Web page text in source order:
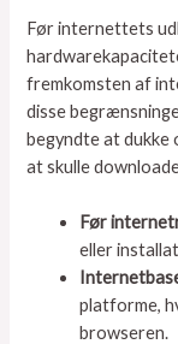
Før internettets
fremkomsten af
disse
begyndte at dukke
at skulle
Før
eller
platforme,
browseren.